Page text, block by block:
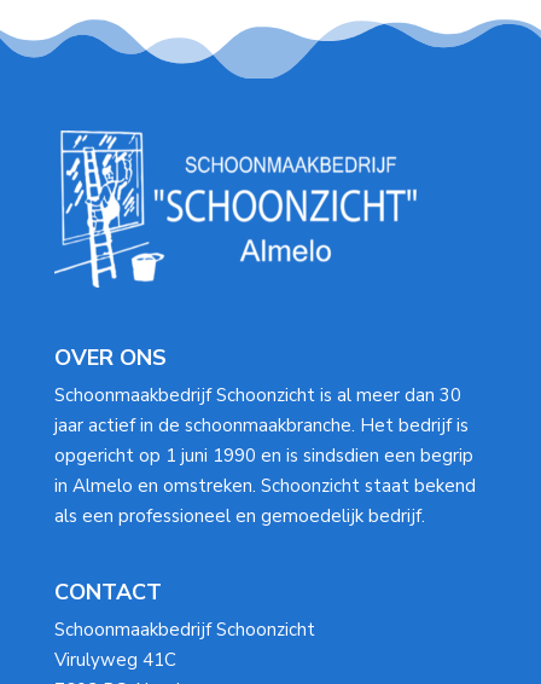
OVER ONS
Schoonmaakbedrijf Schoonzicht is al meer dan 30
jaar actief in de schoonmaakbranche. Het bedrijf is
opgericht op 1 juni 1990 en is sindsdien een begrip
in Almelo en omstreken. Schoonzicht staat bekend
als een professioneel en gemoedelijk bedrijf.
CONTACT
Schoonmaakbedrijf Schoonzicht
Virulyweg 41C